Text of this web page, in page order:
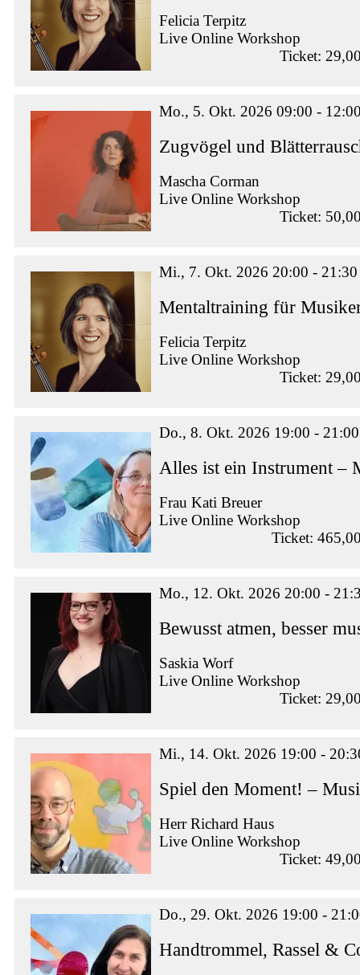
Felicia Terpitz
Live Online Workshop
Ticket:
Mo., 5. Okt. 2026 09:00 -
Zugvögel und
Mascha Corman
Live Online Workshop
Ticket:
Mi., 7. Okt. 2026 20:00 - 21:30
Mentaltraining für
Felicia Terpitz
Live Online Workshop
Ticket:
Do., 8. Okt. 2026 19:00 - 21:00
Alles ist ein Instrument –
Frau Kati Breuer
Live Online Workshop
Ticket:
Mo., 12. Okt. 2026 20:00 -
Bewusst atmen, besser
Saskia Worf
Live Online Workshop
Ticket:
Mi., 14. Okt. 2026 19:00 -
Spiel den Moment! –
Herr Richard Haus
Live Online Workshop
Ticket:
Do., 29. Okt. 2026 19:00 -
Handtrommel, Rassel &